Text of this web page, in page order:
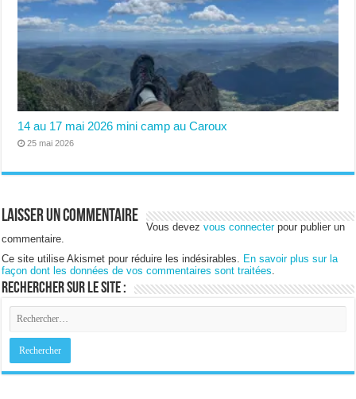
14 au 17 mai 2026 mini camp au Caroux
25 mai 2026
Laisser un commentaire
Vous devezvous connecterpour publier un
commentaire.
Ce site utilise Akismet pour réduire les indésirables. En savoir plus sur la
façon dont les données de vos commentaires sont traitées.
Rechercher sur le site :